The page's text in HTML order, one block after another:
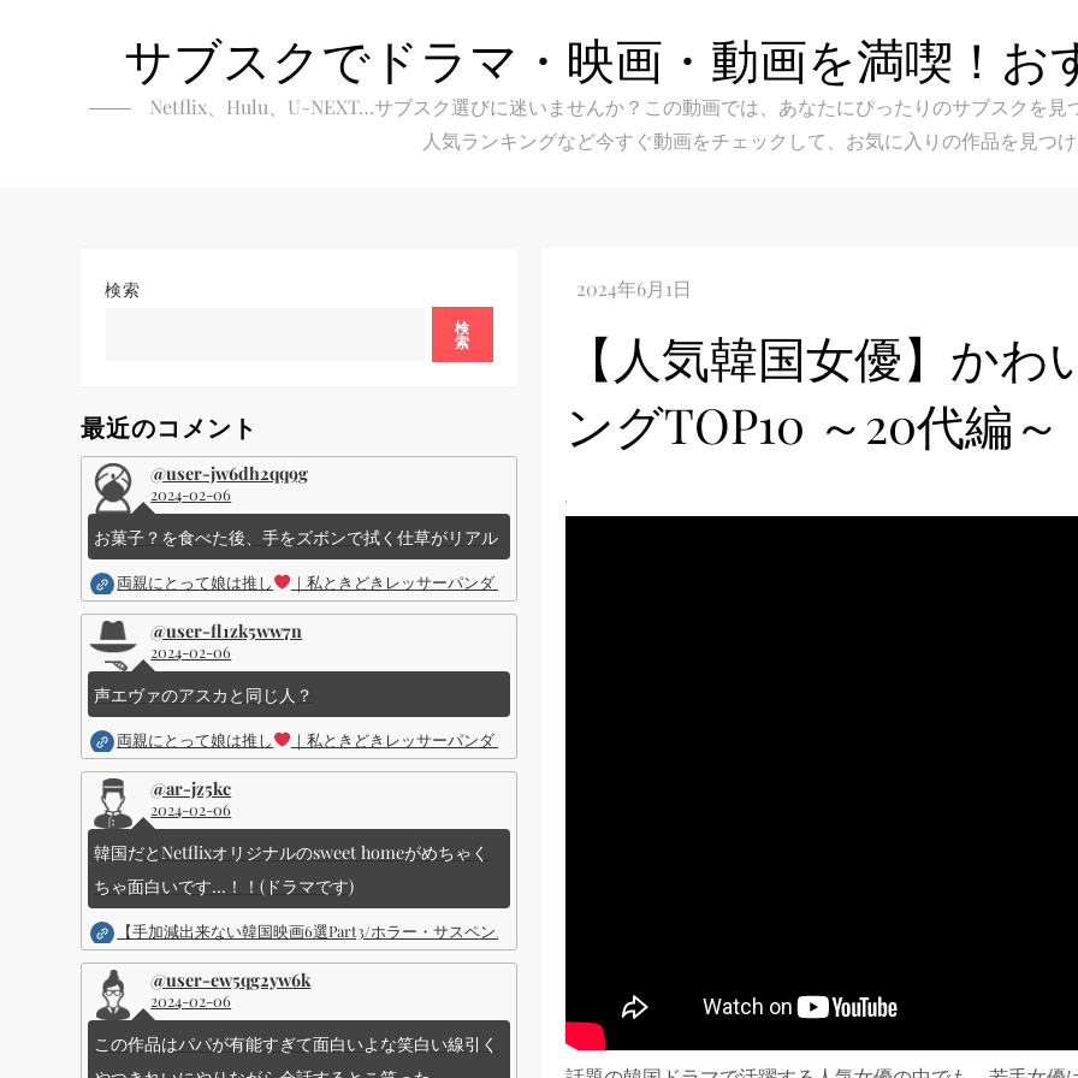
サブスクでドラマ・映画・動画を満喫！お
Netflix、Hulu、U-NEXT…サブスク選びに迷いませんか？この動画では、あなたにぴったりのサブスクを見
人気ランキングなど今すぐ動画をチェックして、お気に入りの作品を見つけ
【人気韓国女優】か
ングTOP10 ～20代編～
検索
検
索
最近のコメント
@user-jw6dh2qq9g
2024-02-06
お菓子？を食べた後、手をズボンで拭く仕草がリアル
両親にとって娘は推し ｜私ときどきレッサーパンダ ｜Disney (ディズニープラス）
@user-fl1zk5ww7n
2024-02-06
声エヴァのアスカと同じ人？
両親にとって娘は推し ｜私ときどきレッサーパンダ ｜Disney (ディズニープラス）
@ar-jz5kc
2024-02-06
韓国だとNetflixオリジナルのsweet homeがめちゃく
ちゃ面白いです...！！(ドラマです)
【手加減出来ない韓国映画6選Part3/ホラー・サスペンス・ノワール】韓国至上の《最凶の悪》が登場する韓国映画。
@user-ew5qg2yw6k
2024-02-06
この作品はパパが有能すぎて面白いよな笑白い線引く